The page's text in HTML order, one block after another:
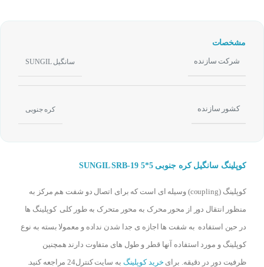
مشخصات
شرکت سازنده سانگیل SUNGIL
کشور سازنده کره جنوبی
کوپلینگ سانگیل کره جنوبی SUNGIL SRB-19 5*5
کوپلینگ (coupling) وسیله ای است که برای اتصال دو شفت هم مرکز به
منظور انتقال دور از محور محرک به محور متحرک به طور کلی کوپلینگ ها
در حین استفاده به شفت ها اجازه ی جدا شدن نداده و معمولا بسته به نوع
کوپلینگ و مورد استفاده آنها قطر و طول های متفاوت دارند همچنین
ظرفیت دور در دقیقه. برای خرید کوپلینگ به سایت کنترل24 مراجعه کنید.